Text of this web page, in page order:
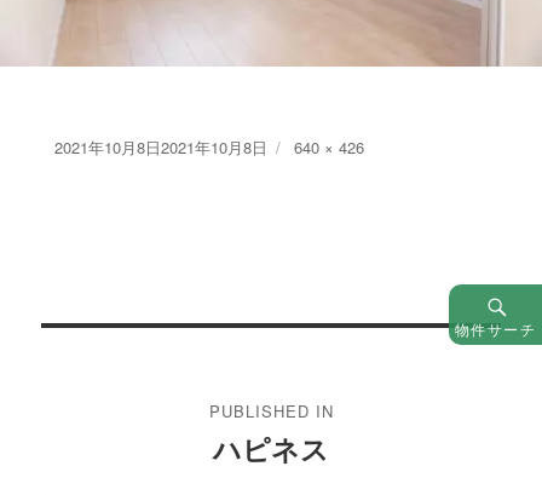
Posted
2021年10月8日2021年10月8日
Full
640 × 426
PUBLISHED IN
ハピネス
物件サーチ